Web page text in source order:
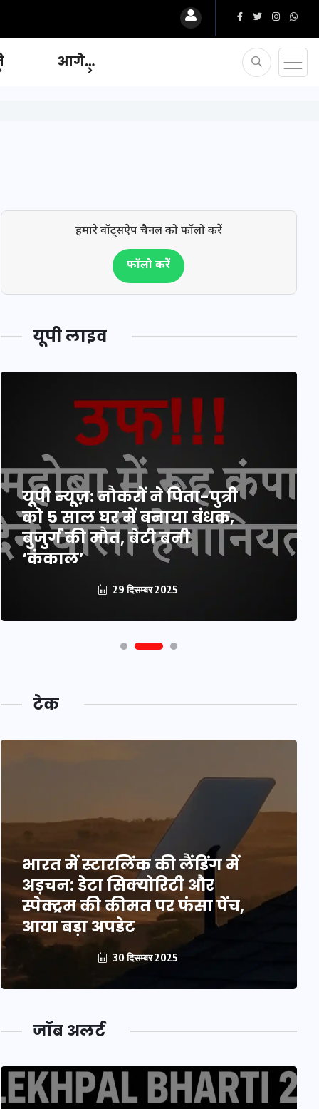
आगे…
हमारे वॉट्सऐप चैनल को फॉलो करें
फॉलो करें
यूपी लाइव
यूपी न्यूज़: नौकरों ने पिता-पुत्री
को 5 साल घर में बनाया बंधक,
बुजुर्ग की मौत, बेटी बनी
‘कंकाल’
29 दिसम्बर 2025
टेक
भारत में स्टारलिंक की लैंडिंग में
अड़चन: डेटा सिक्योरिटी और
स्पेक्ट्रम की कीमत पर फंसा पेंच,
आया बड़ा अपडेट
30 दिसम्बर 2025
जॉब अलर्ट